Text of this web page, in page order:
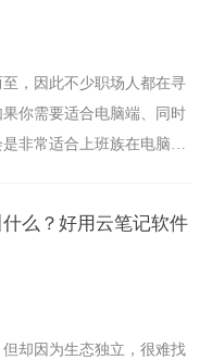
，因此不少职场人都在寻
你需要适合电脑端、同时
非常适合上班族在电脑上
么？好用云笔记软件
却因为生态独立，很难找